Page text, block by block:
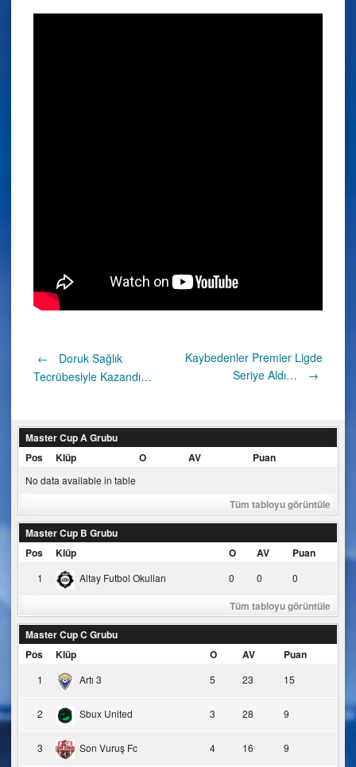
Post
←
Doruk Sağlık
Tecrübesiyle Kazandı…
Kaybedenler Premier Ligde
Seriye Aldı…
→
Master Cup A Grubu
Pos
Klüp O AV Puan
No data available in table
Tüm tabloyu görüntüle
Master Cup B Grubu
Pos
Klüp O AV Puan
1 Altay Futbol Okulları 0 0 0
Tüm tabloyu görüntüle
Master Cup C Grubu
Pos
Klüp O AV Puan
1 Artı 3 5 23 15
2 Sbux United 3 28 9
3 Son Vuruş Fc 4 16 9